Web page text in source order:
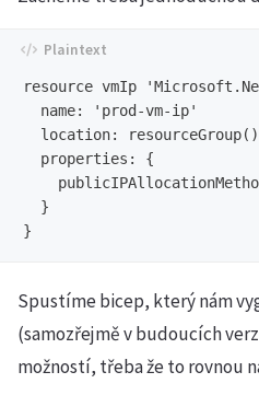
resource vmIp
  name: 'prod-vm-ip'
location:
  properties: {
  }
Spustíme bicep, který nám
(samozřejmě v budoucích
možností, třeba že to rovnou